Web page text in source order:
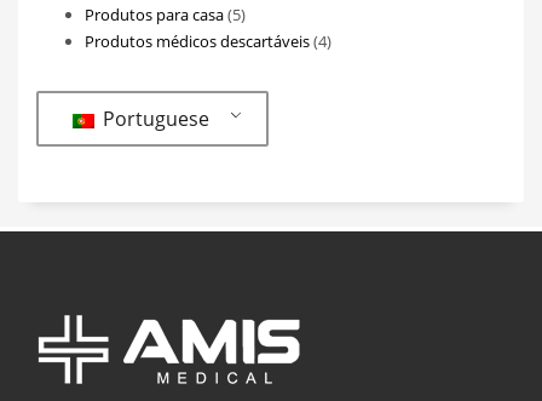
Produtos para casa 55
produtos
Produtos médicos descartáveis 44
Portuguese